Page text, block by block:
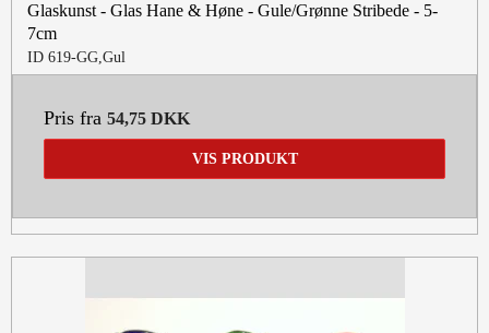
Glaskunst - Glas Hane & Høne - Gule/Grønne Stribede - 5-
7cm
ID 619-GG,Gul
Pris fra 54,75 DKK
VIS PRODUKT